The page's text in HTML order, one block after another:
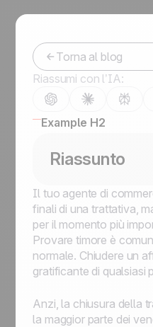
Torna al blog
Riassumi con l’IA:
Example H2
Riassunto
Il tuo agente di
finali di una trattativa,
per il momento più
Provare timore è
normale. Chiudere un
gratificante di qualsiasi
Anzi, la chiusura della
la maggior parte dei